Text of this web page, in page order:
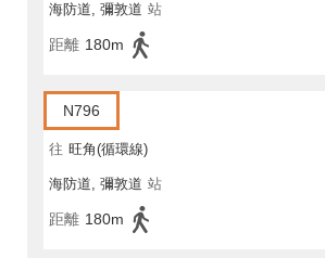
海防道, 彌敦道 站
距離 180m
N796
往 旺角(循環線)
海防道, 彌敦道 站
距離 180m